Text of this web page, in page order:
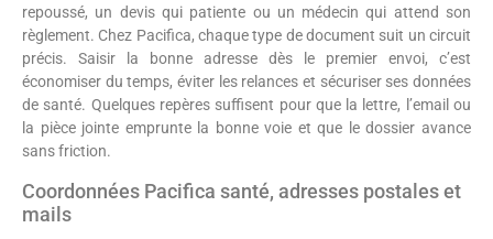
repoussé, un devis qui patiente ou un médecin qui attend son
règlement. Chez Pacifica, chaque type de document suit un circuit
précis. Saisir la bonne adresse dès le premier envoi, c’est
économiser du temps, éviter les relances et sécuriser ses données
de santé. Quelques repères suffisent pour que la lettre, l’email ou
la pièce jointe emprunte la bonne voie et que le dossier avance
sans friction.
Coordonnées Pacifica santé, adresses postales et
mails